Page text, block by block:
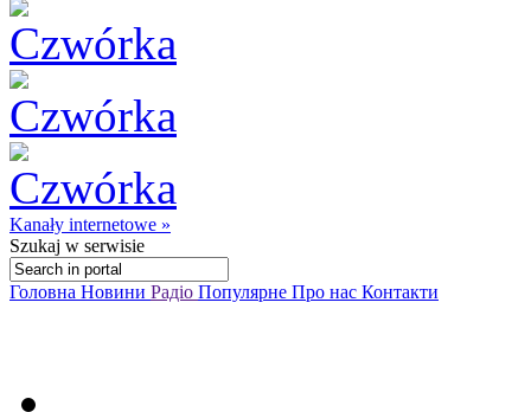
Kanały internetowe »
Szukaj w serwisie
Головна Новини Радіо Популярне Про нас Контакти